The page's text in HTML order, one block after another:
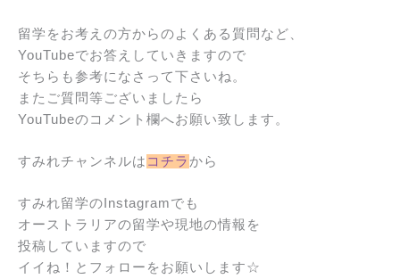
留学をお考えの方からのよくある質問など、
YouTubeでお答えしていきますので
そちらも参考になさって下さいね。
またご質問等ございましたら
YouTubeのコメント欄へお願い致します。
すみれチャンネルは コチラ から
すみれ留学のInstagramでも
オーストラリアの留学や現地の情報を
投稿していますので
イイね！とフォローをお願いします☆